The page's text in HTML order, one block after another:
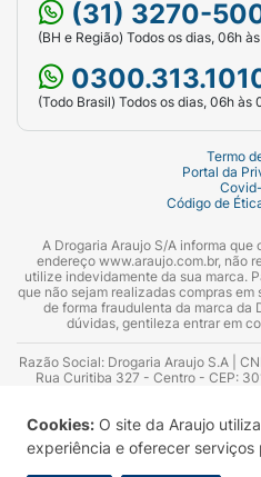
Cookies: O site da Araujo
experiência e oferecer serviços
(31) 3270-
(BH e Região) Todos os dias, 06h
(Todo Brasil) Todos os dias, 06h às
Termo
Portal da
Código de
A Drogaria Araujo S/A informa
endereço www.araujo.com.br, não
utilize indevidamente da sua marca.
que não sejam realizadas compras
de forma fraudulenta da marca da
dúvidas, gentileza entrar em
Razão Social: Drogaria Araujo S.A |
Rua Curitiba 327 - Centro - CEP:
Azevedo Guimarães – CRF 10.965 |
Consultor substituto: Thiago Aguiar
Sanitário: 2025020713 | Autorização